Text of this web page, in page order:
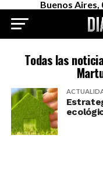
Buenos Aires,
Todas las